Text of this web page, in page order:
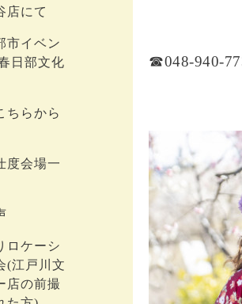
にて
イベン
部文化
らから
度会場一
ロケーシ
(江戸川文
店の前撮
☎048-940-